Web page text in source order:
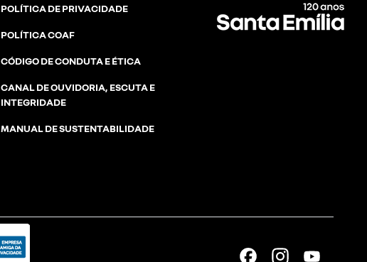
POLÍTICA DE PRIVACIDADE
POLÍTICA COAF
CÓDIGO DE CONDUTA E ÉTICA
CANAL DE OUVIDORIA, ESCUTA E
INTEGRIDADE
MANUAL DE SUSTENTABILIDADE